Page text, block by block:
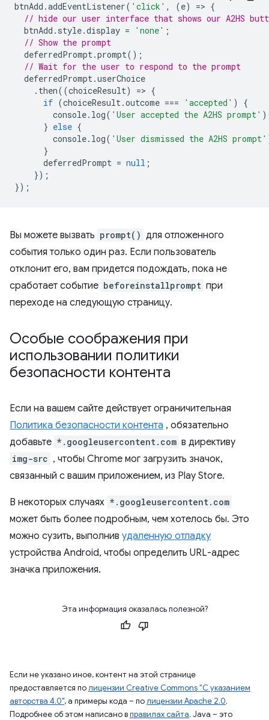
btnAdd .addEventListener( 'click' , (e) => {
// hide our user interface that shows our A2HS
btnAdd . style.display = 'none' ;
// Show the prompt
deferredPrompt.prompt();
// Wait for the user to respond to the prompt
deferredPrompt.userChoice
. then((choiceResult) => {
if (choiceResult.outcome === 'accepted' )
{
console. log( 'User accepted the A2HS prompt'
} else {
console. log( 'User dismissed the A2HS prompt'
}
deferredPrompt = null ;
});
});
Вы можете вызвать prompt() для отложенного
события только один раз. Если пользователь
отклонит его, вам придется подождать, пока не
сработает событие beforeinstallprompt при
переходе на следующую страницу.
Особые соображения при
использовании политики
безопасности контента
Если на вашем сайте действует ограничительная
Политика безопасности контента , обязательно
добавьте *.googleusercontent.com в директиву
img-src , чтобы Chrome мог загрузить значок,
связанный с вашим приложением, из Play Store.
В некоторых случаях *.googleusercontent.com
может быть более подробным, чем хотелось бы. Это
можно сузить, выполнив удаленную отладку
устройства Android, чтобы определить URL-адрес
значка приложения.
Эта информация оказалась полезной?
Если не указано иное, контент на этой странице
предоставляется полицензии Creative Commons "С указанием
авторства 4.0", а примеры кода – полицензии Apache 2.0.
Подробнее об этом написано вправилах сайта. Java – это